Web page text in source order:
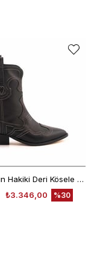
Rouge Kadın Hakiki Deri Kösele Taban Siyah-Bej Dikiş Western Bot
₺3.346,00
%30